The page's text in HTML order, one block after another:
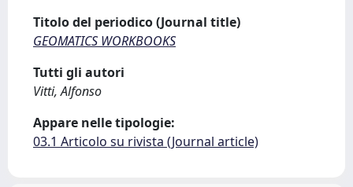
Titolo del periodico (Journal title)
GEOMATICS WORKBOOKS
Tutti gli autori
Vitti, Alfonso
Appare nelle tipologie:
03.1 Articolo su rivista (Journal article)